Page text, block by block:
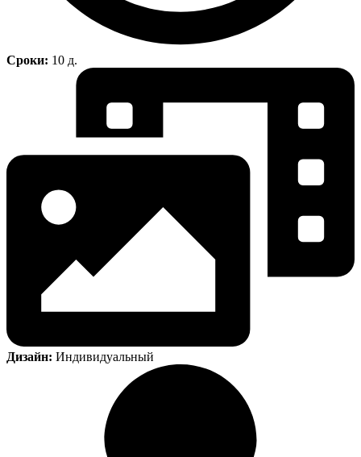
Сроки: 10 д.
Дизайн: Индивидуальный